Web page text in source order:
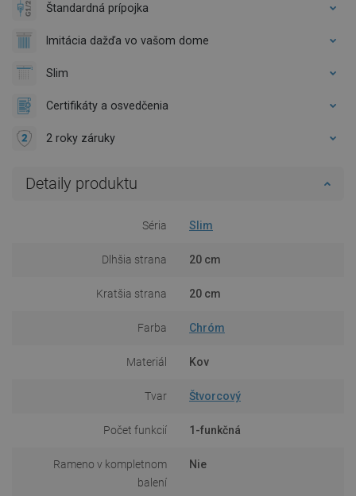
Štandardná prípojka
Imitácia dažďa vo vašom dome
Slim
Certifikáty a osvedčenia
2 roky záruky
Detaily produktu
Séria Slim
Dlhšia strana 20 cm
Kratšia strana 20 cm
Farba Chróm
Materiál Kov
Tvar Štvorcový
Počet funkcií 1-funkčná
Rameno v kompletnom
balení
Nie